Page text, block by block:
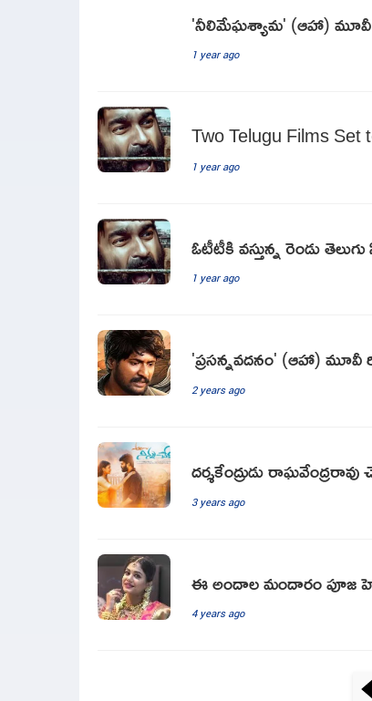
'నీలిమేఘశ్యామ' (ఆహా) మూవీ
1 year ago
Two Telugu Films
1 year ago
ఓటీటీకి వస్తున్న రెండు
1 year ago
'ప్రసన్నవదనం' (ఆహా) మూవీ
2 years ago
దర్శకేంద్రుడు
3 years ago
ఈ అందాల మందారం పూజ
4 years ago